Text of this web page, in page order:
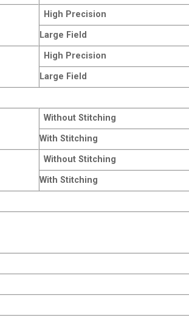
High Precision
Large Field
High Precision
Large Field
Without Stitching
With Stitching
Without Stitching
With Stitching